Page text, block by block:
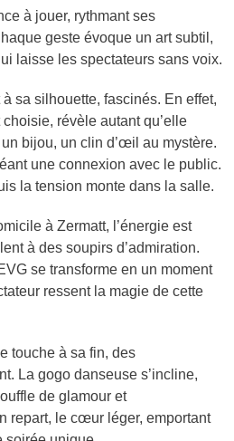
à jouer, rythmant ses
geste évoque un art subtil,
laisse les spectateurs sans voix.
à sa silhouette, fascinés. En effet,
révèle autant qu’elle
bijou, un clin d’œil au mystère.
une connexion avec le public.
la tension monte dans la salle.
à Zermatt, l’énergie est
à des soupirs d’admiration.
se transforme en un moment
ressent la magie de cette
touche à sa fin, des
La gogo danseuse s’incline,
de glamour et
repart, le cœur léger, emportant